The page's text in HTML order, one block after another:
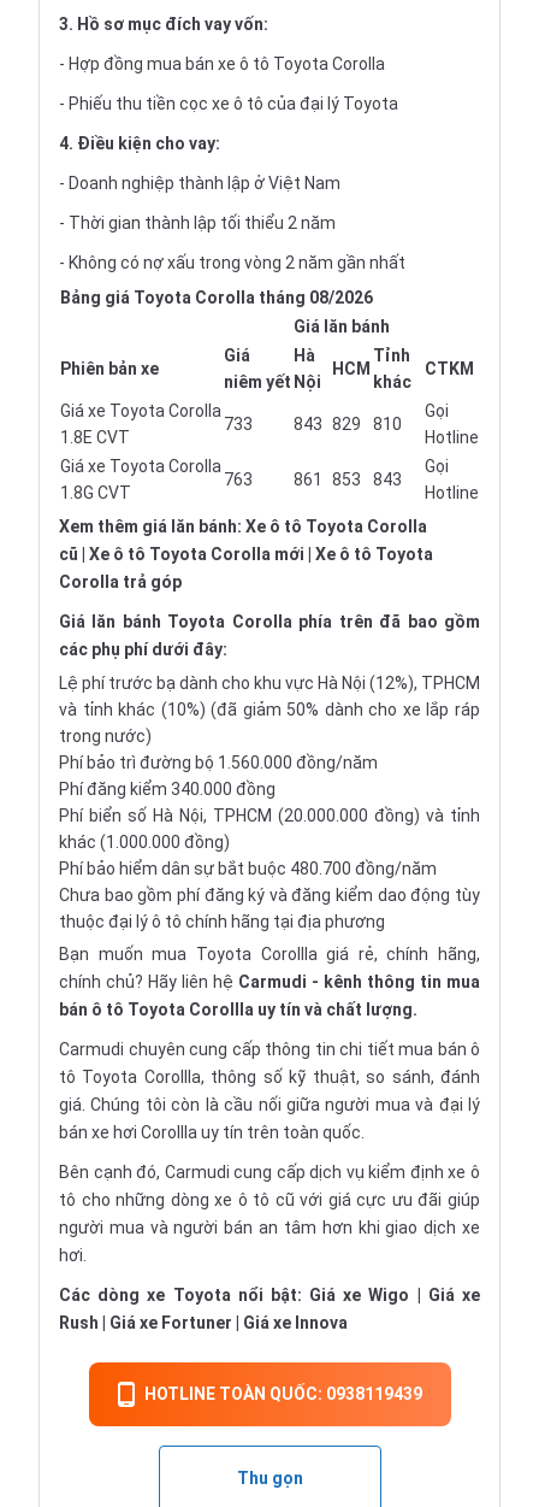
3. Hồ sơ mục đích vay vốn:
- Hợp đồng mua bán xe ô tô Toyota Corolla
- Phiếu thu tiền cọc xe ô tô của đại lý Toyota
4. Điều kiện cho vay:
- Doanh nghiệp thành lập ở Việt Nam
- Thời gian thành lập tối thiểu 2 năm
- Không có nợ xấu trong vòng 2 năm gần nhất
Bảng giá Toyota Corolla tháng 08/2026
Giá lăn bánh
Phiên bản xe
Giá
niêm yết
Hà
Nội
HCM
Tỉnh
khác
CTKM
Giá xe Toyota Corolla
1.8E CVT
733 843 829 810
Gọi
Hotline
Giá xe Toyota Corolla
1.8G CVT
763 861 853 843
Gọi
Hotline
Xem thêm giá lăn bánh: Xe ô tô Toyota Corolla
cũ
Xe ô tô Toyota Corolla mới
Xe ô tô Toyota
Corolla trả góp
Giá lăn bánh Toyota Corollaphía trên đã bao gồm
các phụ phí dưới đây:
Lệ phí trước bạ dành cho khu vực Hà Nội (12%), TPHCM
và tỉnh khác (10%) (đã giảm 50% dành cho xe lắp ráp
trong nước)
Phí bảo trì đường bộ 1.560.000 đồng/năm
Phí đăng kiểm 340.000 đồng
Phí biển số Hà Nội, TPHCM (20.000.000 đồng) và tỉnh
khác (1.000.000 đồng)
Phí bảo hiểm dân sự bắt buộc 480.700 đồng/năm
Chưa bao gồm phí đăng ký và đăng kiểm dao động tùy
thuộc đại lý ô tô chính hãng tại địa phương
Bạn muốn mua Toyota Corollla giá rẻ, chính hãng,
chính chủ? Hãy liên hệ Carmudi - kênh thông tin mua
bán ô tô Toyota Corollla uy tín và chất lượng.
Carmudi chuyên cung cấp thông tin chi tiết mua bán ô
tô Toyota Corollla, thông số kỹ thuật, so sánh, đánh
giá. Chúng tôi còn là cầu nối giữa người mua và đại lý
bán xe hơi Corollla uy tín trên toàn quốc.
Bên cạnh đó, Carmudi cung cấp dịch vụ kiểm định xe ô
tô cho những dòngxe ô tô cũ với giá cực ưu đãi giúp
người mua và người bán an tâm hơn khi giao dịch xe
hơi.
Các dòng xe Toyota nổi bật: Giá xe Wigo
Giá xe
Rush
Giá xe Fortuner Giá xe Innova
HOTLINE TOÀN QUỐC: 0938119439
Thu gọn